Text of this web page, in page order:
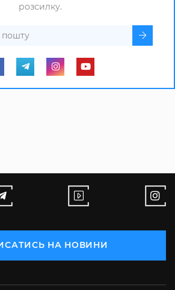
розсилку.
НА НОВИНИ